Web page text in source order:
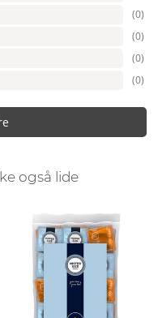
(0)
(0)
(0)
(0)
også lide